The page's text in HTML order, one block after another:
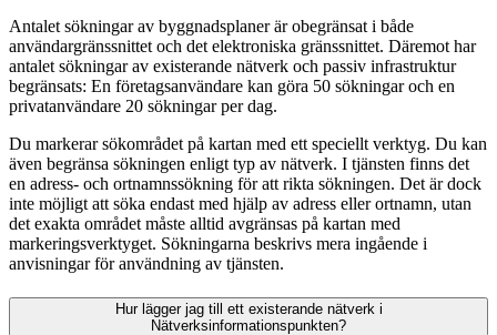
Antalet sökningar av byggnadsplaner är obegränsat i både
användargränssnittet och det elektroniska gränssnittet. Däremot har
antalet sökningar av existerande nätverk och passiv infrastruktur
begränsats: En företagsanvändare kan göra 50 sökningar och en
privatanvändare 20 sökningar per dag.
Du markerar sökområdet på kartan med ett speciellt verktyg. Du kan
även begränsa sökningen enligt typ av nätverk. I tjänsten finns det
en adress- och ortnamnssökning för att rikta sökningen. Det är dock
inte möjligt att söka endast med hjälp av adress eller ortnamn, utan
det exakta området måste alltid avgränsas på kartan med
markeringsverktyget. Sökningarna beskrivs mera ingående i
anvisningar för användning av tjänsten.
Hur lägger jag till ett existerande nätverk i
Nätverksinformationspunkten?